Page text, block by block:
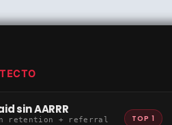
sin AARRR
retention + referral
TOP 1